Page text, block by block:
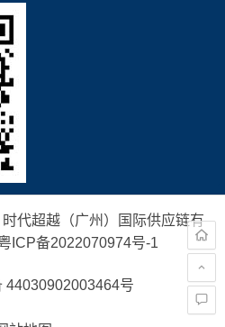
代超越（广州）国际供应链有
ICP备2022070974号-1
44030902003464号